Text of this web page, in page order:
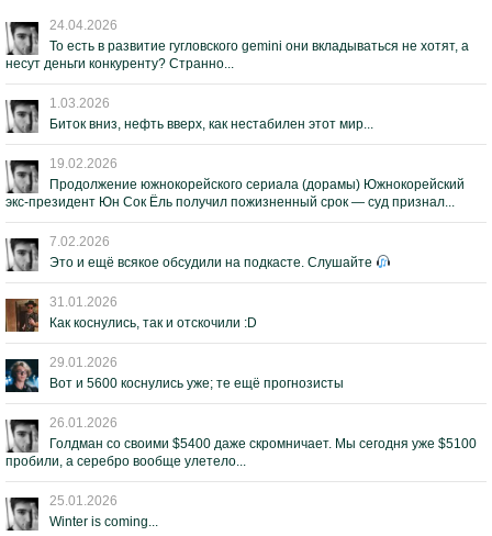
24.04.2026
То есть в развитие гугловского gemini они вкладываться не хотят, а
несут деньги конкуренту? Странно...
1.03.2026
Биток вниз, нефть вверх, как нестабилен этот мир...
19.02.2026
Продолжение южнокорейского сериала (дорамы) Южнокорейский
экс-президент Юн Сок Ёль получил пожизненный срок — суд признал...
7.02.2026
Это и ещё всякое обсудили на подкасте. Слушайте
31.01.2026
Как коснулись, так и отскочили :D
29.01.2026
Вот и 5600 коснулись уже; те ещё прогнозисты
26.01.2026
Голдман со своими $5400 даже скромничает. Мы сегодня уже $5100
пробили, а серебро вообще улетело...
25.01.2026
Winter is coming...